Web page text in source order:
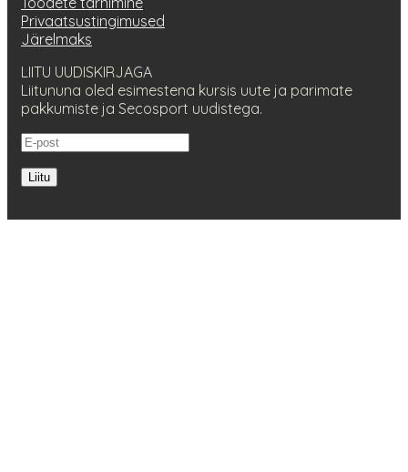
Privaatsustingimused
Järelmaks
LIITU UUDISKIRJAGA
Liitununa oled esimestena kursis uute ja parimate
pakkumiste ja Secosport uudistega.
Liitu